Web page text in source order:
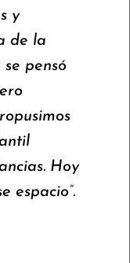
y
de la
pensó
Hoy
espacio”.